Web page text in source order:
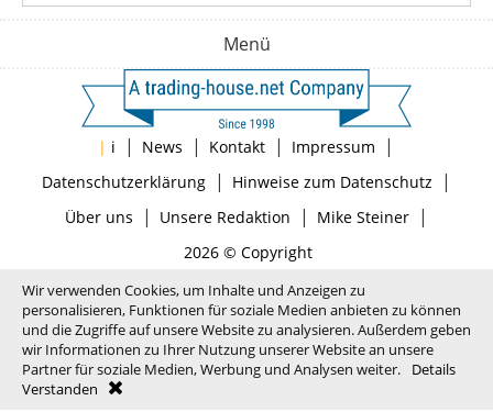
Menü
| i | News | Kontakt | Impressum |
Datenschutzerklärung| Hinweise zum Datenschutz |
Über uns | Unsere Redaktion | Mike Steiner|
2026 © Copyright
Wir verwenden Cookies, um Inhalte und Anzeigen zu
personalisieren, Funktionen für soziale Medien anbieten zu können
und die Zugriffe auf unsere Website zu analysieren. Außerdem geben
wir Informationen zu Ihrer Nutzung unserer Website an unsere
Partner für soziale Medien, Werbung und Analysen weiter.
Details
Verstanden